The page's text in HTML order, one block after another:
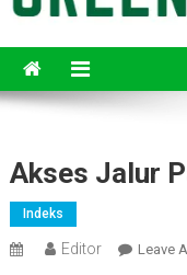
Akses Jalur
Indeks
Editor Leave